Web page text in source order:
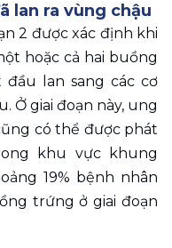
lan ra vùng chậu
2 được xác định khi
hoặc cả hai buồng
lan sang các cơ
Ở giai đoạn này, ung
có thể được phát
khu vực khung
19% bệnh nhân
trứng ở giai đoạn